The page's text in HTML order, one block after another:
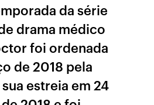
da série
drama médico
foi ordenada
de 2018 pela
sua estreia em 24